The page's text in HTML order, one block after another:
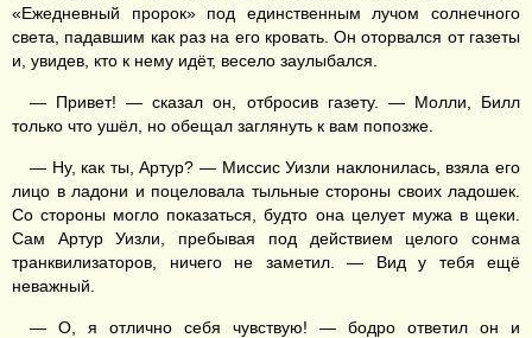
«Ежедневный пророк» под единственным лучом солнечного
света, падавшим как раз на его кровать. Он оторвался от газеты
и, увидев, кто к нему идёт, весело заулыбался.
— Привет! — сказал он, отбросив газету. — Молли, Билл
только что ушёл, но обещал заглянуть к вам попозже.
— Ну, как ты, Артур? — Миссис Уизли наклонилась, взяла его
лицо в ладони и поцеловала тыльные стороны своих ладошек.
Со стороны могло показаться, будто она целует мужа в щеки.
Сам Артур Уизли, пребывая под действием целого сонма
транквилизаторов, ничего не заметил. — Вид у тебя ещё
неважный.
— О, я отлично себя чувствую! — бодро ответил он и